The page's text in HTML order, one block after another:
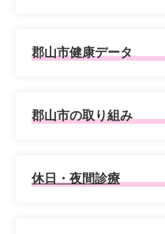
郡山市健康データ
郡山市の取り組み
休日・夜間診療